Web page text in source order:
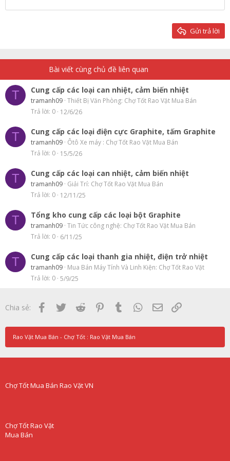
22
Times New Roman
Gửi trả lời
Bài viết cùng chủ đề liên quan
T Cung cấp các loại can nhiệt, cảm biến nhiệt
tramanh09 Thiết Bị Văn Phòng: Chợ Tốt Rao Vặt Mua Bán
Trả lời 0 12/6/26
T Cung cấp các loại điện cực Graphite, tấm Graphite
tramanh09 Ôtô Xe máy : Chợ Tốt Rao Vặt Mua Bán
Trả lời 0 15/5/26
T Cung cấp các loại can nhiệt, cảm biến nhiệt
tramanh09 Giải Trí: Chợ Tốt Rao Vặt Mua Bán
Trả lời 0 12/11/25
T Tổng kho cung cấp các loại bột Graphite
tramanh09 Tin Tức công nghệ: Chợ Tốt Rao Vặt Mua Bán
Trả lời 0 6/11/25
T Cung cấp các loại thanh gia nhiệt, điện trở nhiệt
tramanh09 Mua Bán Máy Tính Và Linh Kiện: Chợ Tốt Rao Vặt
Trả lời 0 5/9/25
Chia sẻ: Facebook
Twitter Reddit PinterestTumblr WhatsApp
Email
Rao Vặt Mua Bán - Chợ Tốt : Rao Vặt Mua Bán
Chợ Tốt Mua Bán Rao Vặt VN
Chợ Tốt Rao Vặt
Mua Bán